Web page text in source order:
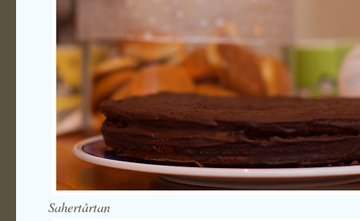
Sahertårtan